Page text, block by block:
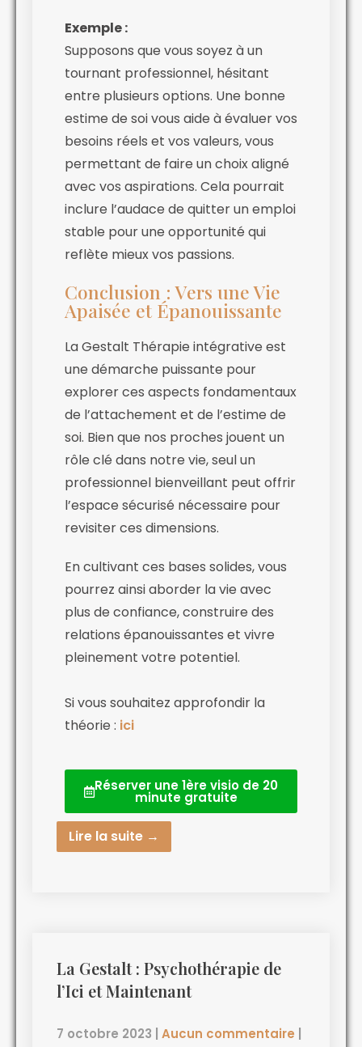
Exemple :
Supposons que vous soyez à un
tournant professionnel, hésitant
entre plusieurs options. Une bonne
estime de soi vous aide à évaluer vos
besoins réels et vos valeurs, vous
permettant de faire un choix aligné
avec vos aspirations. Cela pourrait
inclure l’audace de quitter un emploi
stable pour une opportunité qui
reflète mieux vos passions.
Conclusion : Vers une Vie
Apaisée et Épanouissante
La Gestalt Thérapie intégrative est
une démarche puissante pour
explorer ces aspects fondamentaux
de l’attachement et de l’estime de
soi. Bien que nos proches jouent un
rôle clé dans notre vie, seul un
professionnel bienveillant peut offrir
l’espace sécurisé nécessaire pour
revisiter ces dimensions.
En cultivant ces bases solides, vous
pourrez ainsi aborder la vie avec
plus de confiance, construire des
relations épanouissantes et vivre
pleinement votre potentiel.
Si vous souhaitez approfondir la
théorie : ici
Réserver une 1ère visio de 20
minute gratuite
Lire la suite →
La Gestalt : Psychothérapie de
l’Ici et Maintenant
7 octobre 2023 Aucun commentaire